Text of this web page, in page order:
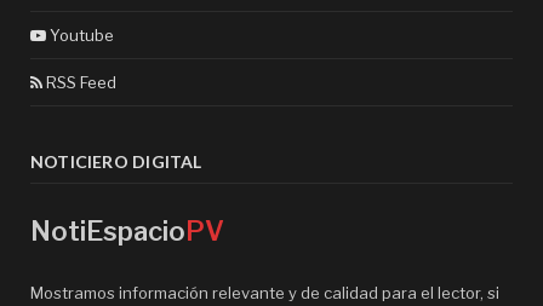
Youtube
RSS Feed
NOTICIERO DIGITAL
NotiEspacioPV
Mostramos información relevante y de calidad para el lector, si